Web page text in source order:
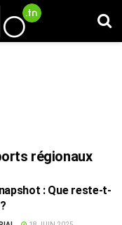
régionaux
: Que reste-t-